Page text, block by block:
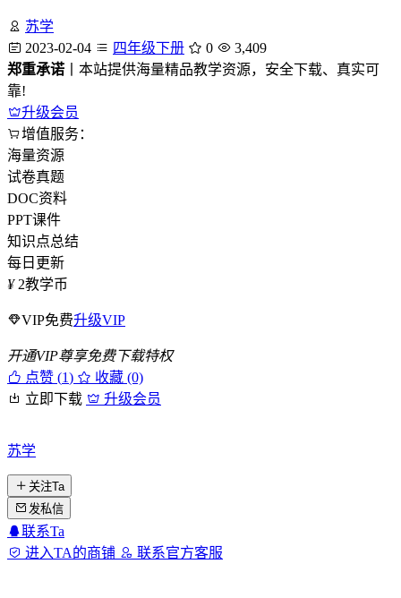
苏学
2023-02-04
四年级下册 0
3,409
郑重承诺 丨本站提供海量精品教学资源，安全下载、真实可
靠!
升级会员
增值服务：
海量资源
试卷真题
DOC资料
PPT课件
知识点总结
每日更新
¥ 2教学币
VIP免费升级VIP
开通VIP尊享免费下载特权
点赞 (1)
收藏 (0)
立即下载
升级会员
苏学
关注Ta
发私信
联系Ta
进入TA的商铺
联系官方客服